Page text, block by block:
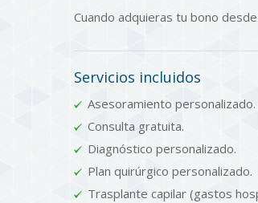
Cuando adquieras tu bono
Servicios incluidos
Asesoramiento personalizado.
Consulta gratuita.
Diagnóstico personalizado.
Plan quirúrgico personalizado.
Trasplante capilar (gastos